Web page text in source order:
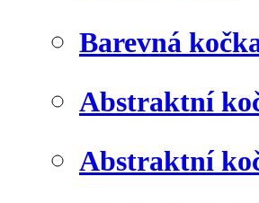
Barevná
Abstraktní
Abstraktní